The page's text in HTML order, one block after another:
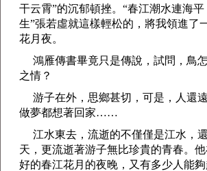
干云霄”的沉郁頓挫。“春江潮水連海
生”張若虛就這樣輕松的，將我領進了
花月夜。
鴻雁傳書畢竟只是傳說，試問，鳥
之情？
游子在外，思鄉甚切，可是，人還
做夢都想著回家……
江水東去，流逝的不僅僅是江水，
天，更流逝著游子無比珍貴的青春。
好的春江花月的夜晚，又有多少人能